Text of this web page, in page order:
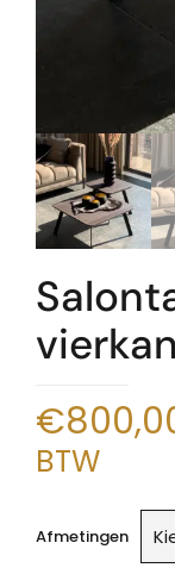
€
BTW
Afmetingen